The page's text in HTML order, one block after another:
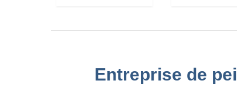
Entreprise de